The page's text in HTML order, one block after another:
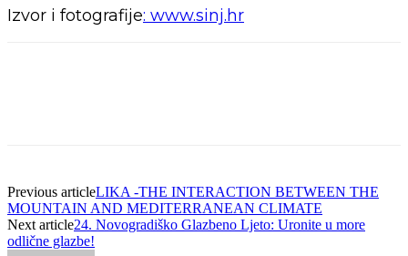
Izvor i fotografije: www.sinj.hr
Previous articleLIKA -THE INTERACTION BETWEEN THE
MOUNTAIN AND MEDITERRANEAN CLIMATE
Next article24. Novogradiško Glazbeno Ljeto: Uronite u more
odlične glazbe!